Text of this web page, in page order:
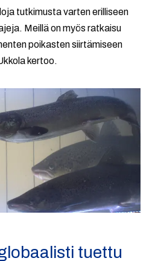
tutkimusta varten erilliseen
Meillä on myös ratkaisu
poikasten siirtämiseen
kertoo.
tuettu